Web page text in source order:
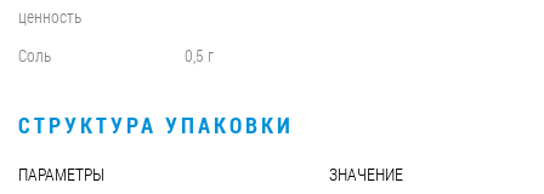
ценность
Соль 0,5 г
СТРУКТУРА УПАКОВКИ
ПАРАМЕТРЫ ЗНАЧЕНИЕ